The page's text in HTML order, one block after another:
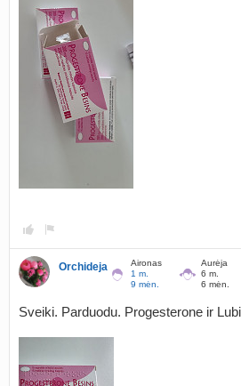
Orchideja
Aironas
1 m.
9 mėn.
Aurėja
6 m.
6 mėn.
Sveiki. Parduodu. Progesterone ir